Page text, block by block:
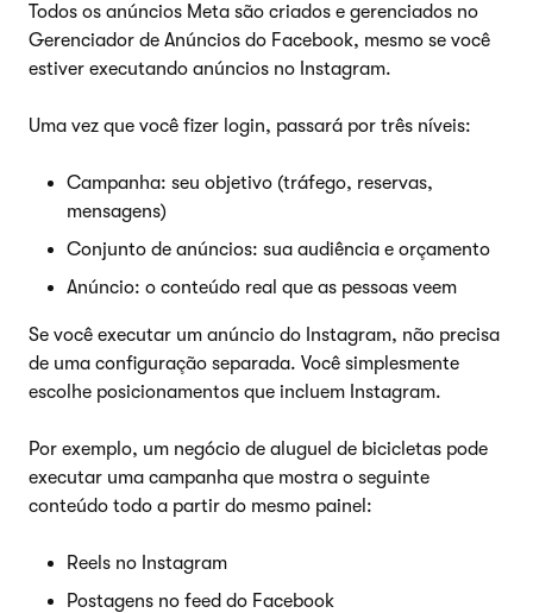
Todos os anúncios Meta são criados e gerenciados no
Gerenciador de Anúncios do Facebook, mesmo se você
estiver executando anúncios no Instagram.
Uma vez que você fizer login, passará por três níveis:
Campanha: seu objetivo (tráfego, reservas,
mensagens)
Conjunto de anúncios: sua audiência e orçamento
Anúncio: o conteúdo real que as pessoas veem
Se você executar um anúncio do Instagram, não precisa
de uma configuração separada. Você simplesmente
escolhe posicionamentos que incluem Instagram.
Por exemplo, um negócio de aluguel de bicicletas pode
executar uma campanha que mostra o seguinte
conteúdo todo a partir do mesmo painel:
Reels no Instagram
Postagens no feed do Facebook